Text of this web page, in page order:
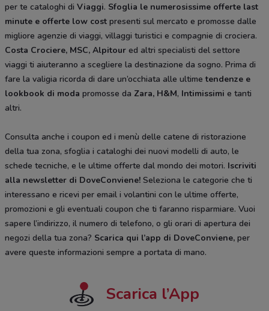
per te cataloghi di Viaggi. Sfoglia le numerosissime offerte last
minute e offerte low cost presenti sul mercato e promosse dalle
migliore agenzie di viaggi, villaggi turistici e compagnie di crociera.
Costa Crociere, MSC, Alpitour ed altri specialisti del settore
viaggi ti aiuteranno a scegliere la destinazione da sogno. Prima di
fare la valigia ricorda di dare un’occhiata alle ultimetendenze e
lookbook di moda promosse da Zara, H&M, Intimissimi e tanti
altri.
Consulta anche i coupon ed i menù delle catene di ristorazione
della tua zona, sfoglia i cataloghi dei nuovi modelli di auto, le
schede tecniche, e le ultime offerte dal mondo dei motori. Iscriviti
alla newsletter di DoveConviene! Seleziona le categorie che ti
interessano e ricevi per email i volantini con le ultime offerte,
promozioni e gli eventuali coupon che ti faranno risparmiare. Vuoi
sapere l’indirizzo, il numero di telefono, o gli orari di apertura dei
negozi della tua zona? Scarica qui l’app di DoveConviene, per
avere queste informazioni sempre a portata di mano.
Scarica l’App